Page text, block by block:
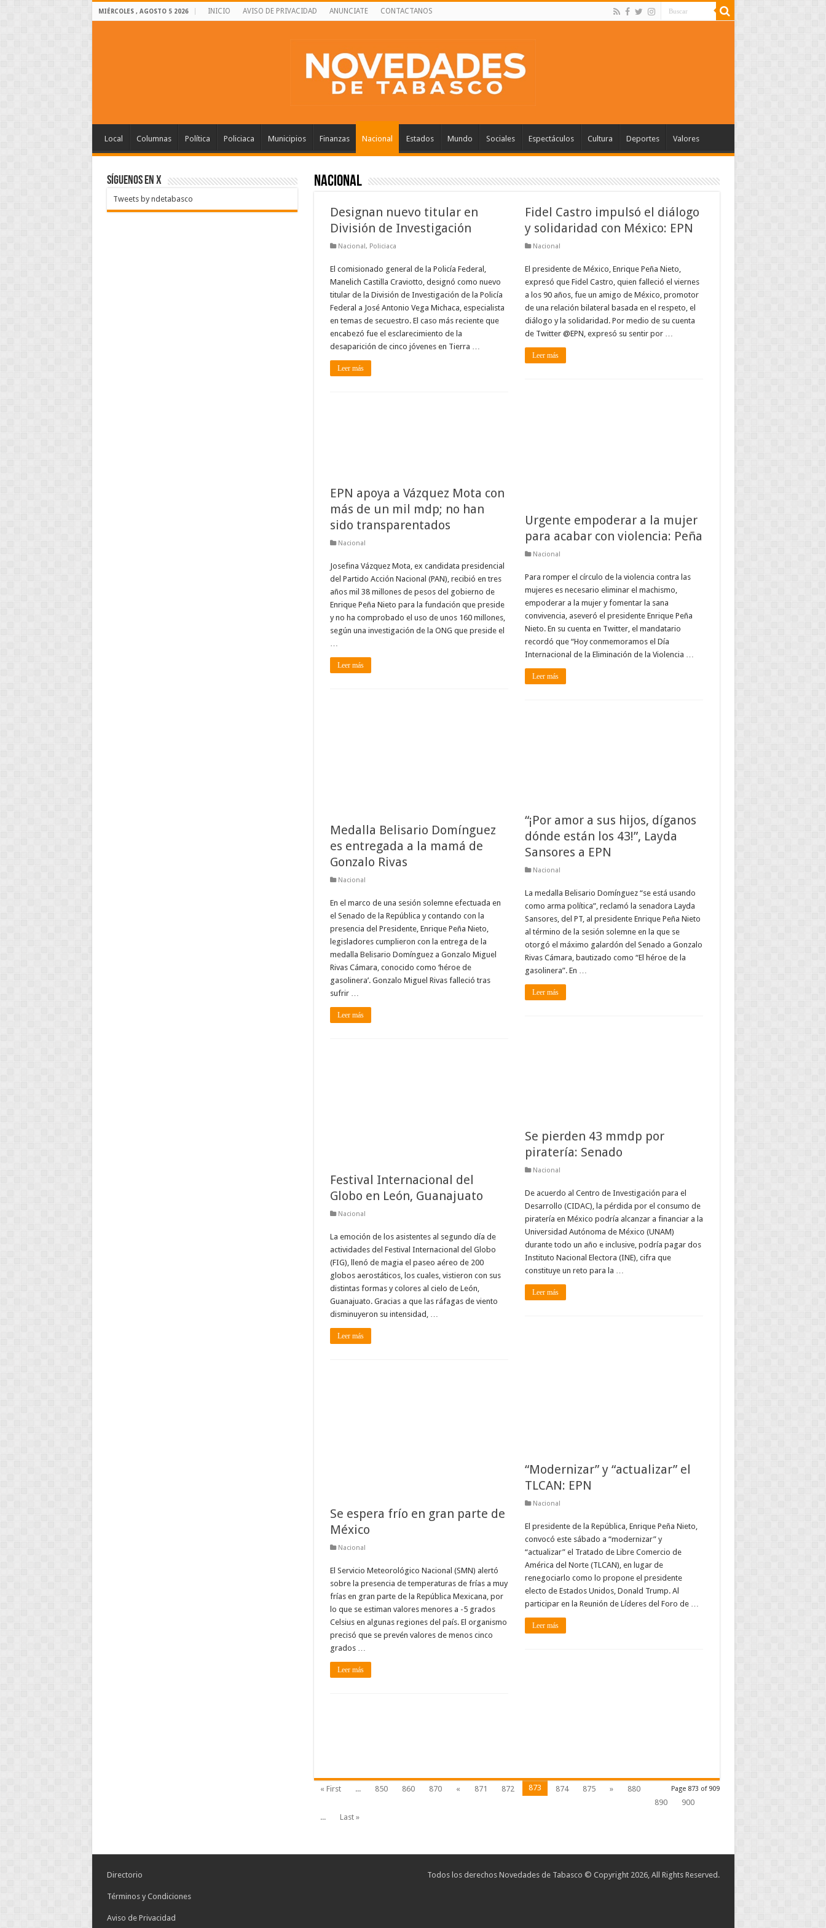
MIÉRCOLES , AGOSTO 5 2026 INICIO AVISO DE PRIVACIDAD ANUNCIATE CONTACTANOS
Local Columnas Política Policiaca Municipios Finanzas Nacional Estados Mundo Sociales Espectáculos Cultura Deportes Valores
Nacional
Designan nuevo titular en
División de Investigación
Nacional, Policiaca
El comisionado general de la Policía Federal,
Manelich Castilla Craviotto, designó como nuevo
titular de la División de Investigación de la Policía
Federal a José Antonio Vega Michaca, especialista
en temas de secuestro. El caso más reciente que
encabezó fue el esclarecimiento de la
desaparición de cinco jóvenes en Tierra …
Leer más
Fidel Castro impulsó el diálogo
y solidaridad con México: EPN
Nacional
El presidente de México, Enrique Peña Nieto,
expresó que Fidel Castro, quien falleció el viernes
a los 90 años, fue un amigo de México, promotor
de una relación bilateral basada en el respeto, el
diálogo y la solidaridad. Por medio de su cuenta
de Twitter @EPN, expresó su sentir por …
Leer más
EPN apoya a Vázquez Mota con
más de un mil mdp; no han
sido transparentados
Nacional
Josefina Vázquez Mota, ex candidata presidencial
del Partido Acción Nacional (PAN), recibió en tres
años mil 38 millones de pesos del gobierno de
Enrique Peña Nieto para la fundación que preside
y no ha comprobado el uso de unos 160 millones,
según una investigación de la ONG que preside el
Leer más
Urgente empoderar a la mujer
para acabar con violencia: Peña
Nacional
Para romper el círculo de la violencia contra las
mujeres es necesario eliminar el machismo,
empoderar a la mujer y fomentar la sana
convivencia, aseveró el presidente Enrique Peña
Nieto. En su cuenta en Twitter, el mandatario
recordó que “Hoy conmemoramos el Día
Internacional de la Eliminación de la Violencia …
Leer más
“¡Por amor a sus hijos, díganos
dónde están los 43!”, Layda
Sansores a EPN
Nacional
La medalla Belisario Domínguez “se está usando
como arma política”, reclamó la senadora Layda
Sansores, del PT, al presidente Enrique Peña Nieto
al término de la sesión solemne en la que se
otorgó el máximo galardón del Senado a Gonzalo
Rivas Cámara, bautizado como “El héroe de la
gasolinera”. En …
Leer más
Medalla Belisario Domínguez
es entregada a la mamá de
Gonzalo Rivas
Nacional
En el marco de una sesión solemne efectuada en
el Senado de la República y contando con la
presencia del Presidente, Enrique Peña Nieto,
legisladores cumplieron con la entrega de la
medalla Belisario Domínguez a Gonzalo Miguel
Rivas Cámara, conocido como ‘héroe de
gasolinera’. Gonzalo Miguel Rivas falleció tras
sufrir …
Leer más
Se pierden 43 mmdp por
piratería: Senado
Nacional
De acuerdo al Centro de Investigación para el
Desarrollo (CIDAC), la pérdida por el consumo de
piratería en México podría alcanzar a financiar a la
Universidad Autónoma de México (UNAM)
durante todo un año e inclusive, podría pagar dos
Instituto Nacional Electora (INE), cifra que
constituye un reto para la …
Leer más
Festival Internacional del
Globo en León, Guanajuato
Nacional
La emoción de los asistentes al segundo día de
actividades del Festival Internacional del Globo
(FIG), llenó de magia el paseo aéreo de 200
globos aerostáticos, los cuales, vistieron con sus
distintas formas y colores al cielo de León,
Guanajuato. Gracias a que las ráfagas de viento
disminuyeron su intensidad, …
Leer más
“Modernizar” y “actualizar” el
TLCAN: EPN
Nacional
El presidente de la República, Enrique Peña Nieto,
convocó este sábado a “modernizar” y
“actualizar” el Tratado de Libre Comercio de
América del Norte (TLCAN), en lugar de
renegociarlo como lo propone el presidente
electo de Estados Unidos, Donald Trump. Al
participar en la Reunión de Líderes del Foro de …
Leer más
Se espera frío en gran parte de
México
Nacional
El Servicio Meteorológico Nacional (SMN) alertó
sobre la presencia de temperaturas de frías a muy
frías en gran parte de la República Mexicana, por
lo que se estiman valores menores a -5 grados
Celsius en algunas regiones del país. El organismo
precisó que se prevén valores de menos cinco
grados …
Leer más
Page 873 of 909
« First ... 850 860 870 « 871 872 873 874 875 »
880
890
900
...
Last »
SÍGUENOS EN X
Tweets by ndetabasco
Todos los derechos Novedades de Tabasco © Copyright 2026, All Rights Reserved.
Directorio
Términos y Condiciones
Aviso de Privacidad